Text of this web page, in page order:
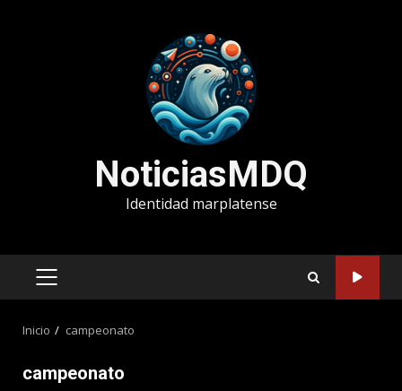
NoticiasMDQ
Identidad marplatense
MENÚ
Inicio campeonato
campeonato